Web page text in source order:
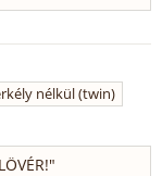
nélkül (twin)
"